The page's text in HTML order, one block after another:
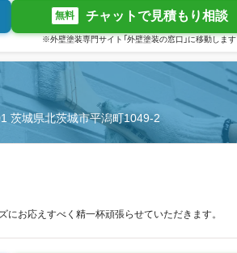
無料 チャットで見積もり相談
※外壁塗装専門サイト「外壁塗装の窓口」に移動します
茨城県北茨城市平潟町1049-2
お応えすべく精一杯頑張らせていただきます。